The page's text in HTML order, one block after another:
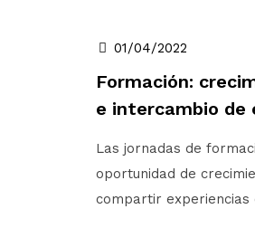
01/04/2022
Formación:
e intercambio de
Las jornadas de
oportunidad de
compartir